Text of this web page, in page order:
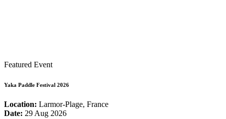
Featured Event
Yaka Paddle Festival 2026
Location: Larmor-Plage, France
Date: 29 Aug 2026